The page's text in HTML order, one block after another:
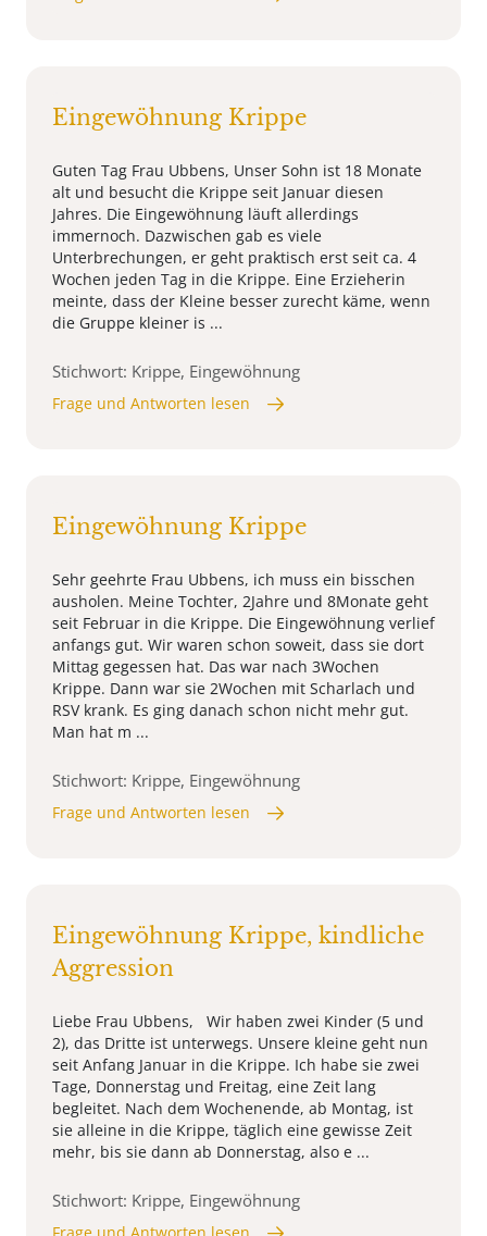
Eingewöhnung Krippe
Guten Tag Frau Ubbens, Unser Sohn ist 18 Monate
alt und besucht die Krippe seit Januar diesen
Jahres. Die Eingewöhnung läuft allerdings
immernoch. Dazwischen gab es viele
Unterbrechungen, er geht praktisch erst seit ca. 4
Wochen jeden Tag in die Krippe. Eine Erzieherin
meinte, dass der Kleine besser zurecht käme, wenn
die Gruppe kleiner is ...
Stichwort: Krippe, Eingewöhnung
Frage und Antworten lesen
Eingewöhnung Krippe
Sehr geehrte Frau Ubbens, ich muss ein bisschen
ausholen. Meine Tochter, 2Jahre und 8Monate geht
seit Februar in die Krippe. Die Eingewöhnung verlief
anfangs gut. Wir waren schon soweit, dass sie dort
Mittag gegessen hat. Das war nach 3Wochen
Krippe. Dann war sie 2Wochen mit Scharlach und
RSV krank. Es ging danach schon nicht mehr gut.
Man hat m ...
Stichwort: Krippe, Eingewöhnung
Frage und Antworten lesen
Eingewöhnung Krippe, kindliche
Aggression
Liebe Frau Ubbens, Wir haben zwei Kinder (5 und
2), das Dritte ist unterwegs. Unsere kleine geht nun
seit Anfang Januar in die Krippe. Ich habe sie zwei
Tage, Donnerstag und Freitag, eine Zeit lang
begleitet. Nach dem Wochenende, ab Montag, ist
sie alleine in die Krippe, täglich eine gewisse Zeit
mehr, bis sie dann ab Donnerstag, also e ...
Stichwort: Krippe, Eingewöhnung